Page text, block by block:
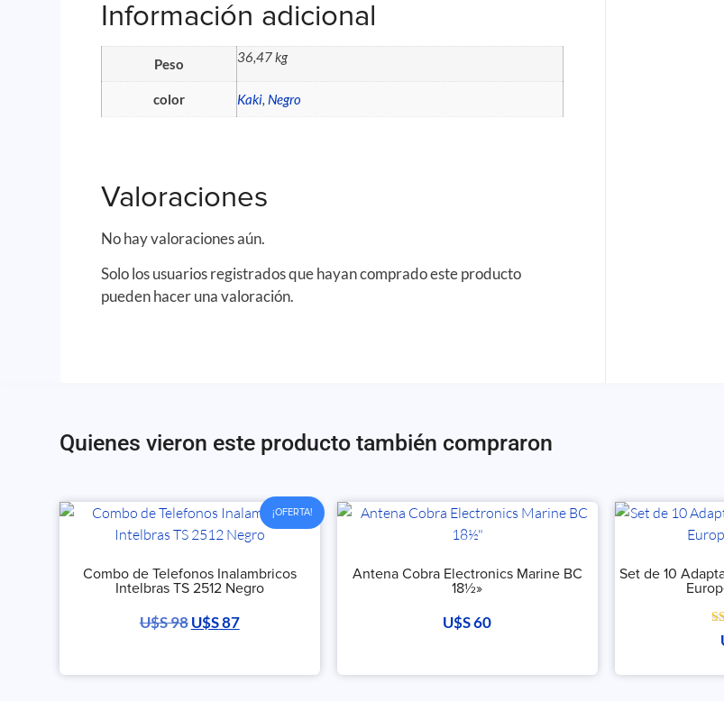
Información adicional
Peso 36,47 kg
color Kaki, Negro
Valoraciones
No hay valoraciones aún.
Solo los usuarios registrados que hayan comprado este producto
pueden hacer una valoración.
Quienes vieron este producto también compraron
¡OFERTA!
Combo de Telefonos Inalambricos
Intelbras TS 2512 Negro
U$S98 U$S87
Antena Cobra Electronics Marine BC
18½»
U$S60
Set de 10